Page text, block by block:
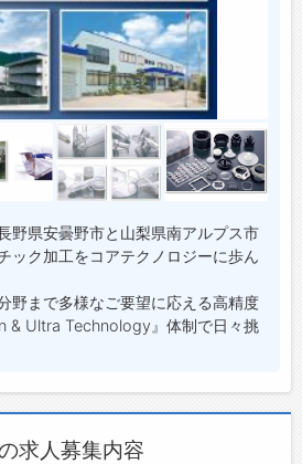
野県安曇野市と山梨県南アルプス市
ック加工をコアテクノロジーに歩ん
野まで多様なご要望に応える高精度
& Ultra Technology』体制で日々挑
求人募集内容